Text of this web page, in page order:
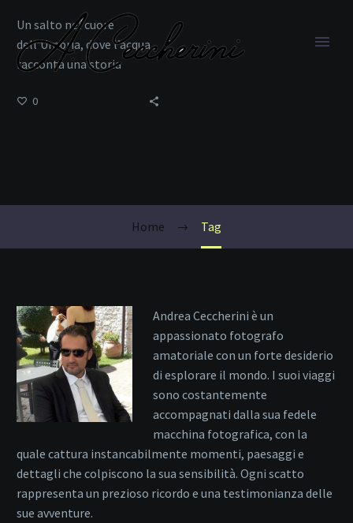
Home Tag
Un salto nel cuore
dell’Umbria, dove l’acqua
racconta una storia
0
Andrea Ceccherini è un
appassionato fotografo
amatoriale con un forte desiderio
di esplorare il mondo. I suoi viaggi
sono costantemente
accompagnati dalla sua fedele
macchina fotografica, con la
quale cattura instancabilmente momenti, paesaggi e
dettagli che colpiscono la sua sensibilità. Ogni scatto
rappresenta un prezioso ricordo e una testimonianza delle
sue avventure.